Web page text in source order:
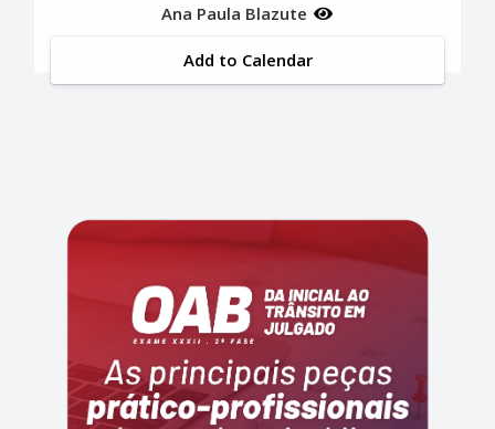
Ana Paula Blazute
Add to Calendar